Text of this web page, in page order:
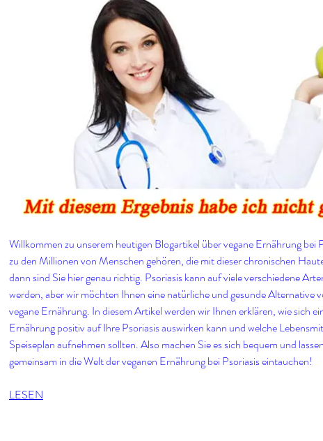
Willkommen zu unserem heutigen Blogartikel über vegane Ernährung bei
zu den Millionen von Menschen gehören, die mit dieser chronischen
dann sind Sie hier genau richtig. Psoriasis kann auf viele verschiedene
werden, aber wir möchten Ihnen eine natürliche und gesunde Alternative
vegane Ernährung. In diesem Artikel werden wir Ihnen erklären, wie sich
Ernährung positiv auf Ihre Psoriasis auswirken kann und welche
Speiseplan aufnehmen sollten. Also machen Sie es sich bequem und
gemeinsam in die Welt der veganen Ernährung bei Psoriasis eintauchen!
LESEN